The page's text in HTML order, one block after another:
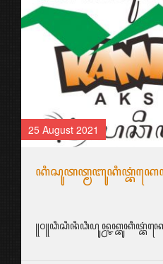
25 August 2021